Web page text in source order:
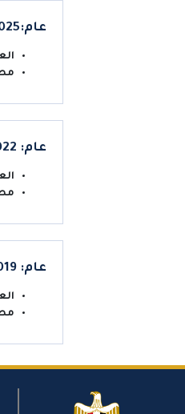
عام:2025
عام: 2022-2023
عام: 2019-2020